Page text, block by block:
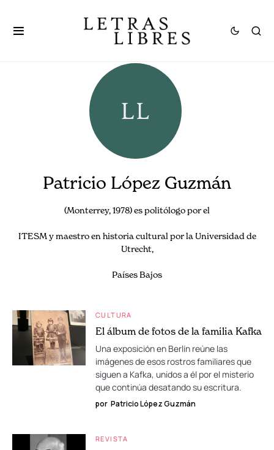
Patricio López Guzmán
(Monterrey, 1978) es politólogo por el
ITESM y maestro en historia cultural por la Universidad de
Utrecht,
Países Bajos
CULTURA
El álbum de fotos de la familia Kafka
Una exposición en Berlín reúne las
imágenes de esos rostros familiares que
siguen a Kafka, unidos a él por el misterio
que continúa desatando su escritura.
por Patricio López Guzmán
REVISTA